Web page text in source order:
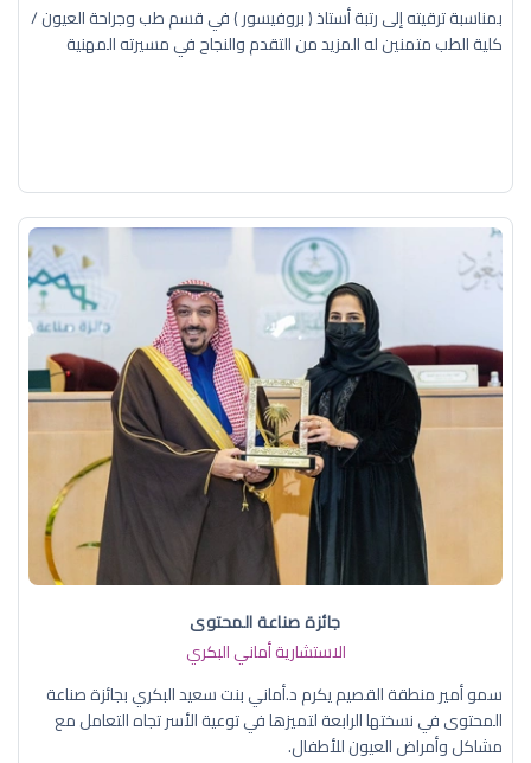
بمناسبة ترقيته إلى رتبة أستاذ ( بروفيسور ) في قسم طب وجراحة العيون /
كلية الطب متمنين له المزيد من التقدم والنجاح في مسيرته المهنية
جائزة صناعة المحتوى
الاستشارية أماني البكري
سمو أمير منطقة القصيم يكرم د.أماني بنت سعيد البكري بجائزة صناعة
المحتوى في نسختها الرابعة لتميزها في توعية الأسر تجاه التعامل مع
مشاكل وأمراض العيون للأطفال.